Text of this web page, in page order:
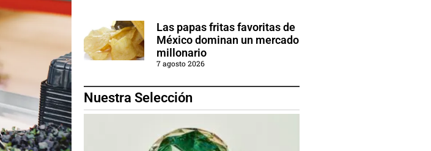
Las papas fritas favoritas de
México dominan un mercado
millonario
7 agosto 2026
Nuestra Selección